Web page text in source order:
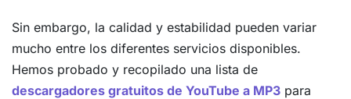
Sin embargo, la calidad y estabilidad pueden variar
mucho entre los diferentes servicios disponibles.
Hemos probado y recopilado una lista de
descargadores gratuitos de YouTube a MP3 para